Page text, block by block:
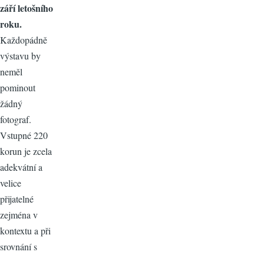
září letošního
roku.
Každopádně
výstavu by
neměl
pominout
žádný
fotograf.
Vstupné 220
korun je zcela
adekvátní a
velice
přijatelné
zejména v
kontextu a při
srovnání s